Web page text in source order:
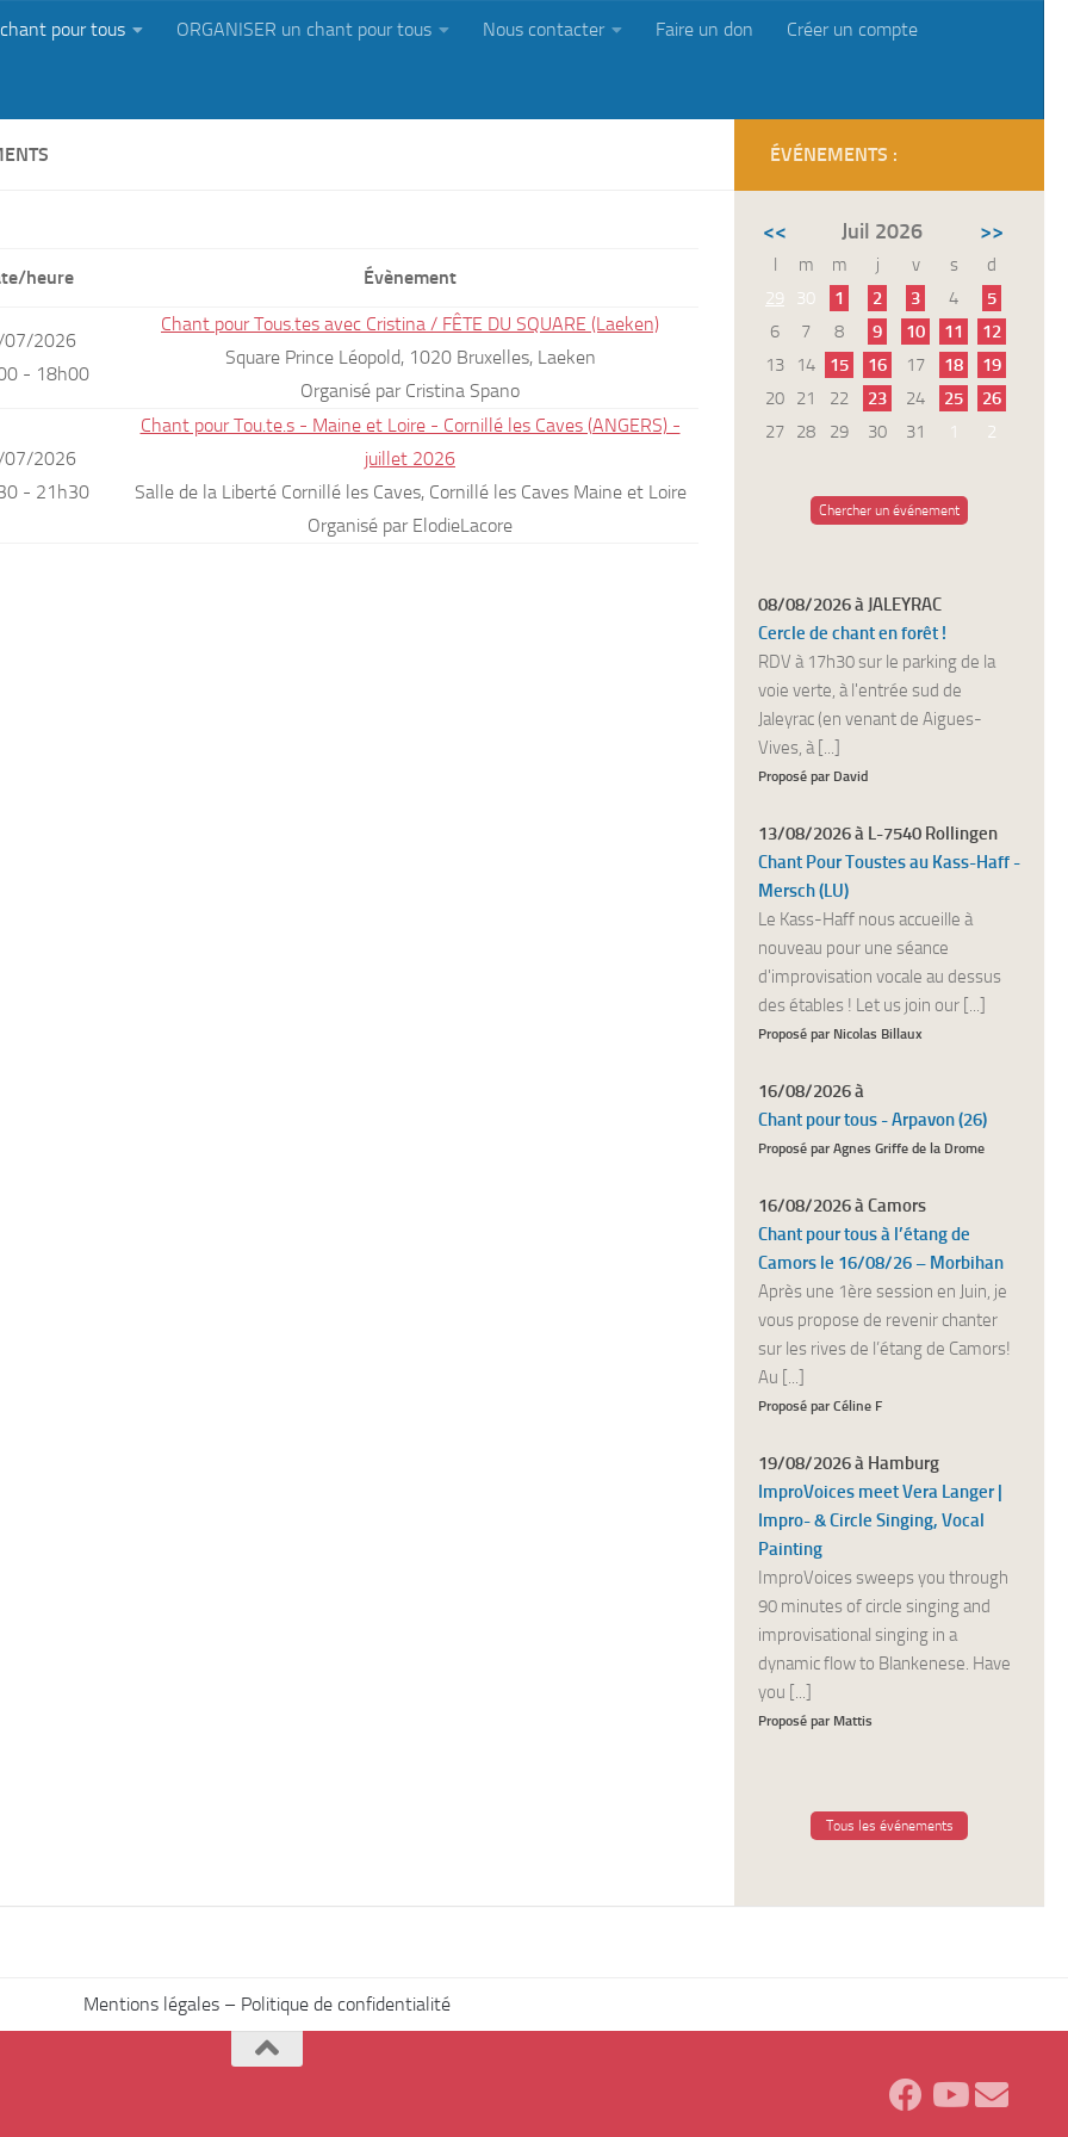
pour tous ORGANISER un chant pour tous Nous contacter Faire un don Créer un compte
heure Évènement
07/2026
- 18h00
Chant pour Tous.tes avec Cristina / FÊTE DU SQUARE (Laeken)
Square Prince Léopold, 1020 Bruxelles, Laeken
Organisé par Cristina Spano
07/2026
- 21h30
Chant pour Tou.te.s - Maine et Loire - Cornillé les Caves (ANGERS) -
juillet 2026
Salle de la Liberté Cornillé les Caves, Cornillé les Caves Maine et Loire
Organisé par ElodieLacore
ÉVÉNEMENTS :
<< Juil 2026 >>
l m m j v s
d
29
30 1 2 3 4
5
6
7 8 9 10 11
12
13
14 15 16 17 18
19
20
21 22 23 24 25
26
27
28 29 30 31 1 2
Chercher un événement
08/08/2026 à JALEYRAC
Cercle de chant en forêt !
RDV à 17h30 sur le parking de la
voie verte, à l'entrée sud de
Jaleyrac (en venant de Aigues-
Vives, à [...]
Proposé par David
13/08/2026 à L-7540 Rollingen
Chant Pour Toustes au Kass-Haff -
Mersch (LU)
Le Kass-Haff nous accueille à
nouveau pour une séance
d'improvisation vocale au dessus
des étables ! Let us join our [...]
Proposé par Nicolas Billaux
16/08/2026 à
Chant pour tous - Arpavon (26)
Proposé par Agnes Griffe de la Drome
16/08/2026 à Camors
Chant pour tous à l’étang de
Camors le 16/08/26 – Morbihan
Après une 1ère session en Juin, je
vous propose de revenir chanter
sur les rives de l’étang de Camors!
Au [...]
Proposé par Céline F
19/08/2026 à Hamburg
ImproVoices meet Vera Langer |
Impro- & Circle Singing, Vocal
Painting
ImproVoices sweeps you through
90 minutes of circle singing and
improvisational singing in a
dynamic flow to Blankenese. Have
you [...]
Proposé par Mattis
Tous les événements
Mentions légales – Politique de confidentialité